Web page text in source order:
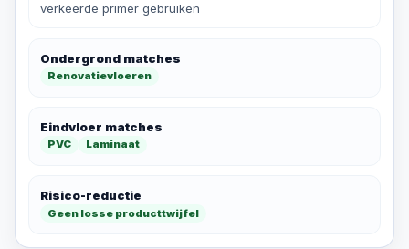
verkeerde primer gebruiken
Ondergrond matches
Renovatievloeren
Eindvloer matches
PVC Laminaat
Risico-reductie
Geen losse producttwijfel